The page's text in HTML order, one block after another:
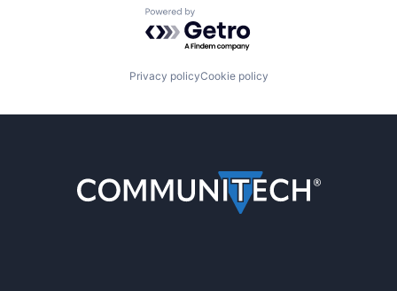
Powered by Getro.com
Privacy policyCookie policy